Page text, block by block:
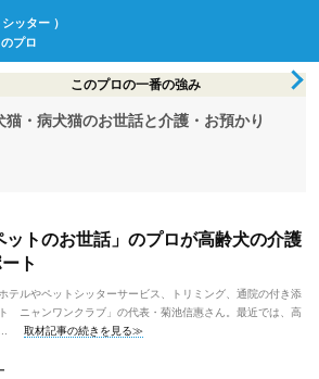
シッター ）
プロ
このプロの一番の強み
猫・病犬猫のお世話と介護・お預かり
ットのお世話」のプロが高齢犬の介護
ト
テルやペットシッターサービス、トリミング、通院の付き添
ニャンワンクラブ」の代表・菊池信惠さん。最近では、高
取材記事の続きを見る≫